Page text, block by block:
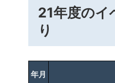
21年度のイ
年月